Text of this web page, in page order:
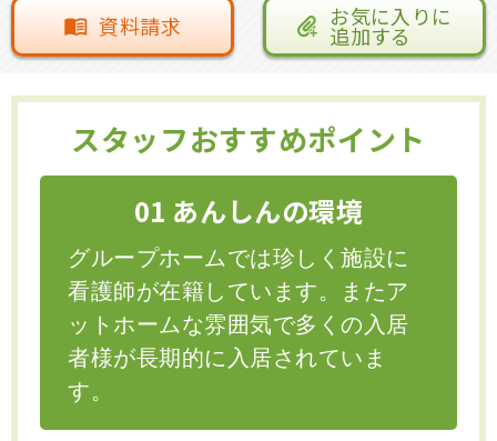
資料請求 お気に入りに
追加する
スタッフおすすめポイント
01 あんしんの環境
グループホームでは珍しく施設に
看護師が在籍しています。またア
ットホームな雰囲気で多くの入居
者様が長期的に入居されていま
す。